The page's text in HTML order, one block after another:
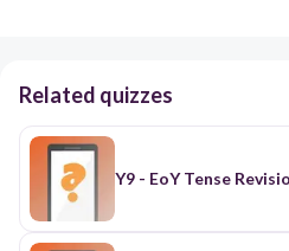
Related quizzes
Y9 - EoY Tense